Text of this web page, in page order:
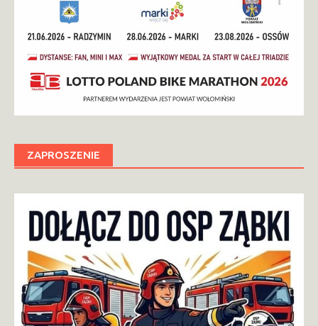
ZAPROSZENIE